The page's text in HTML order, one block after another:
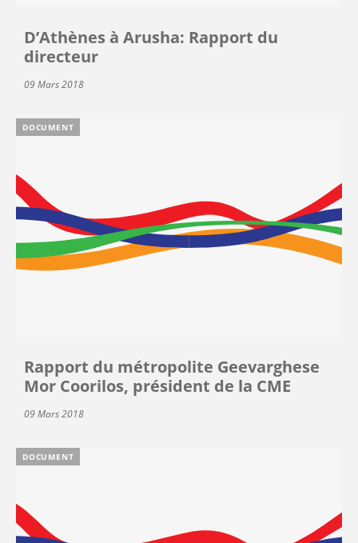
D’Athènes à Arusha: Rapport du
directeur
09 Mars 2018
DOCUMENT
Rapport du métropolite Geevarghese
Mor Coorilos, président de la CME
09 Mars 2018
DOCUMENT